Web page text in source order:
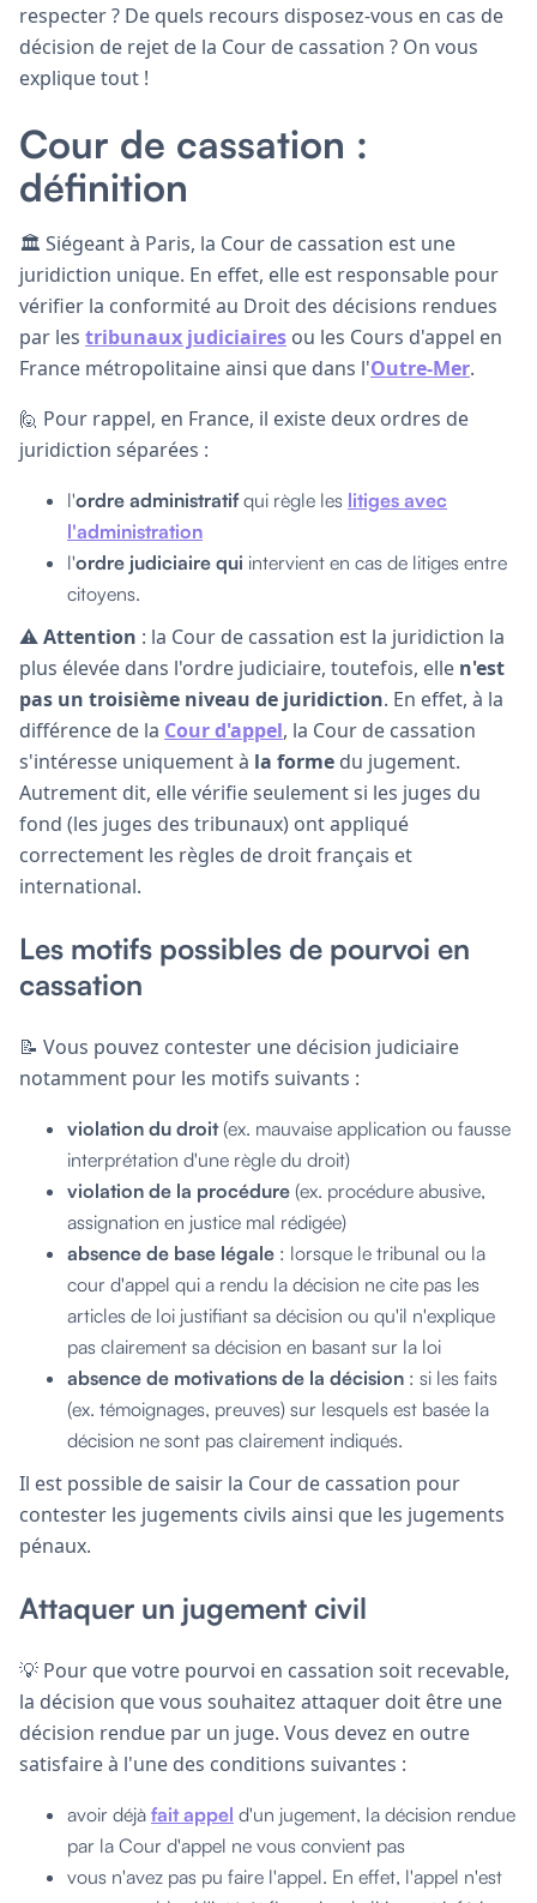
respecter ? De quels recours disposez-vous en cas de
décision de rejet de la Cour de cassation ? On vous
explique tout !
Cour de cassation :
définition
🏛️ Siégeant à Paris, la Cour de cassation est une
juridiction unique. En effet, elle est responsable pour
vérifier la conformité au Droit des décisions rendues
par les tribunaux judiciaires ou les Cours d'appel en
France métropolitaine ainsi que dans l'Outre-Mer.
🙋 Pour rappel, en France, il existe deux ordres de
juridiction séparées :
l'ordre administratifqui règle les litiges avec
l'administration
l'ordre judiciaire qui intervient en cas de litiges entre
citoyens.
⚠️Attention : la Cour de cassation est la juridiction la
plus élevée dans l'ordre judiciaire, toutefois, elle n'est
pas un troisième niveau de juridiction. En effet, à la
différence de la Cour d'appel, la Cour de cassation
s'intéresse uniquement à la forme du jugement.
Autrement dit, elle vérifie seulement si les juges du
fond (les juges des tribunaux) ont appliqué
correctement les règles de droit français et
international.
Les motifs possibles de pourvoi en
cassation
📝 Vous pouvez contester une décision judiciaire
notamment pour les motifs suivants :
violation du droit(ex. mauvaise application ou fausse
interprétation d'une règle du droit)
violation de la procédure (ex. procédure abusive,
assignation en justice mal rédigée)
absence de base légale : lorsque le tribunal ou la
cour d'appel qui a rendu la décision ne cite pas les
articles de loi justifiant sa décision ou qu'il n'explique
pas clairement sa décision en basant sur la loi
absence de motivations de la décision : si les faits
(ex. témoignages, preuves) sur lesquels est basée la
décision ne sont pas clairement indiqués.
Il est possible de saisir la Cour de cassation pour
contester les jugements civils ainsi que les jugements
pénaux.
Attaquer un jugement civil
💡 Pour que votre pourvoi en cassation soit recevable,
la décision que vous souhaitez attaquer doit être une
décision rendue par un juge. Vous devez en outre
satisfaire à l'une des conditions suivantes :
avoir déjà fait appel d'un jugement, la décision rendue
par la Cour d'appel ne vous convient pas
vous n'avez pas pu faire l'appel. En effet, l'appel n'est